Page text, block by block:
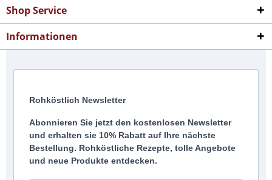
Shop Service
Informationen
Rohköstlich Newsletter
Abonnieren Sie jetzt den kostenlosen Newsletter
und erhalten sie 10% Rabatt auf Ihre nächste
Bestellung. Rohköstliche Rezepte, tolle Angebote
und neue Produkte entdecken.